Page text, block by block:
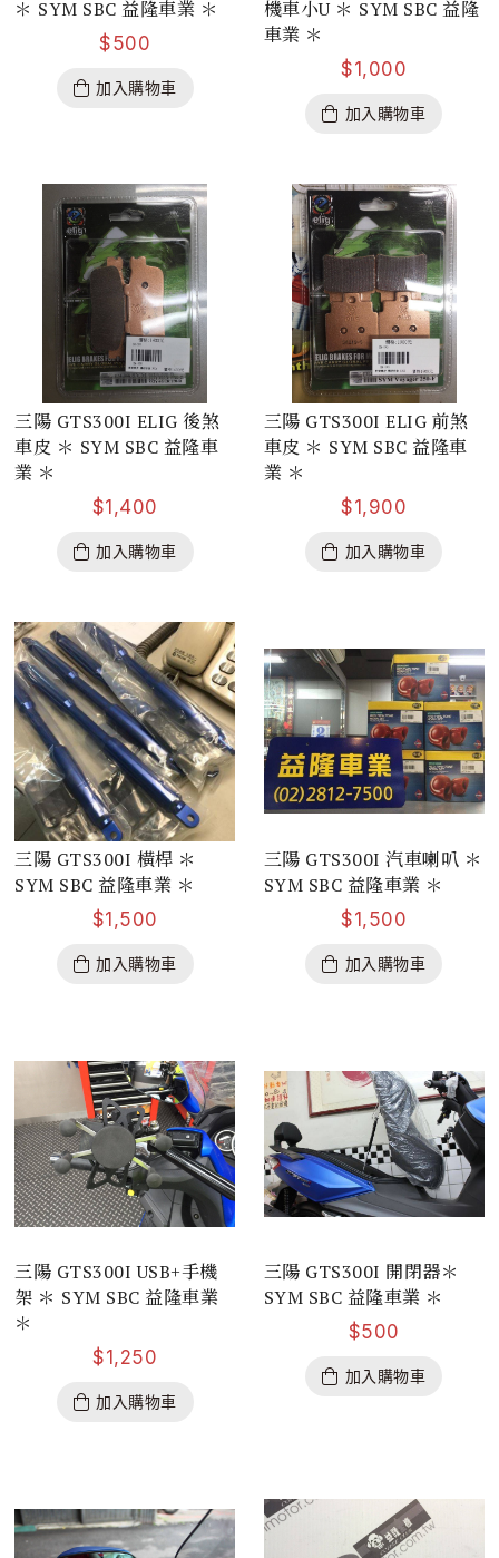
＊ SYM SBC 益隆車業 ＊
$500
加入購物車
機車小U ＊ SYM SBC 益隆
車業 ＊
$1,000
加入購物車
三陽 GTS300I ELIG 後煞
車皮 ＊ SYM SBC 益隆車
業 ＊
$1,400
加入購物車
三陽 GTS300I ELIG 前煞
車皮 ＊ SYM SBC 益隆車
業 ＊
$1,900
加入購物車
三陽 GTS300I 橫桿 ＊
SYM SBC 益隆車業 ＊
$1,500
加入購物車
三陽 GTS300I 汽車喇叭 ＊
SYM SBC 益隆車業 ＊
$1,500
加入購物車
三陽 GTS300I USB+手機
架 ＊ SYM SBC 益隆車業
＊
$1,250
加入購物車
三陽 GTS300I 開閉器＊
SYM SBC 益隆車業 ＊
$500
加入購物車